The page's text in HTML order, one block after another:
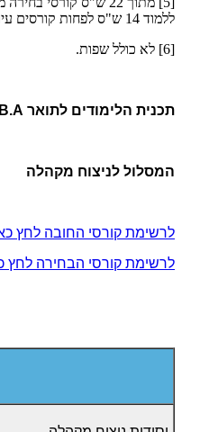
ללמוד 14 ש"ס לפחות קורסים עיוניים.
[6] לא כולל שפות.
תכנית הלימודים לתואר B.A. במסלול דו-מגמתי
המסלול לניצוח מקהלה
לרשימת קורסי החובה לחץ
לרשימת קורסי הבחירה לחץ